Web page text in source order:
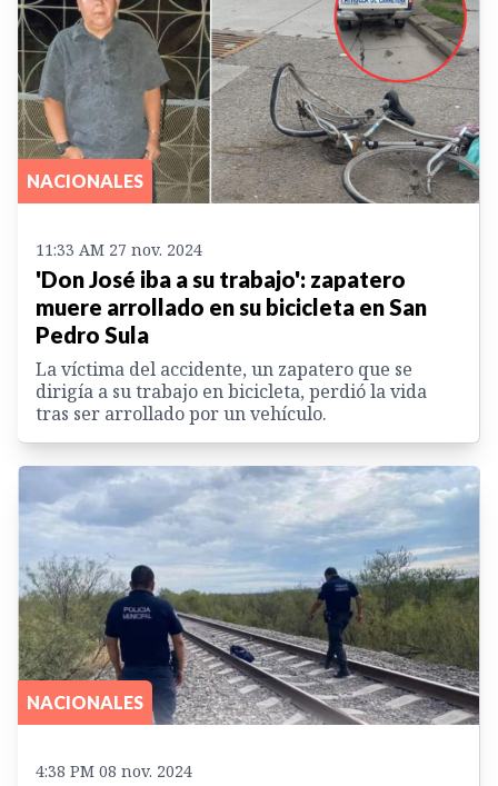
NACIONALES
11:33 AM 27 nov. 2024
'Don José iba a su trabajo': zapatero
muere arrollado en su bicicleta en San
Pedro Sula
La víctima del accidente, un zapatero que se
dirigía a su trabajo en bicicleta, perdió la vida
tras ser arrollado por un vehículo.
NACIONALES
4:38 PM 08 nov. 2024